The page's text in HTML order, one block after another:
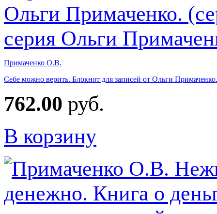
Примаченко О.В.
Себе можно верить. Блокнот для записей от Ольги
762.00 руб.
В корзину